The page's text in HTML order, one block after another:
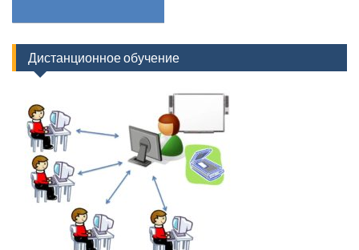
Дистанционное обучение